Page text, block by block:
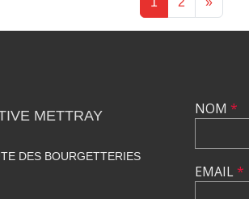
METTRAY
DES BOURGETTERIES
NOM *
EMAIL*